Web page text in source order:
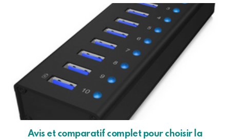
Avis et comparatif complet pour choisir la